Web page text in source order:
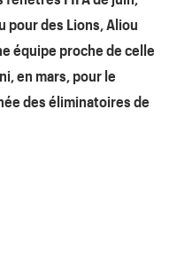
pour des Lions, Aliou
équipe proche de celle
en mars, pour le
des éliminatoires de